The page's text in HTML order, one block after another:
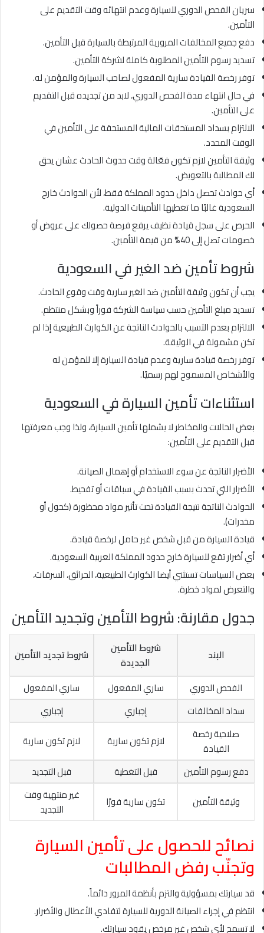
سريان الفحص الدوري للسيارة وعدم انتهائه وقت التقديم على
التأمين.
دفع جميع المخالفات المرورية المرتبطة بالسيارة قبل التأمين.
تسديد رسوم التأمين المطلوبة كاملة لشركة التأمين.
توفر رخصة القيادة سارية المفعول لصاحب السيارة والمؤمن له.
في حال انتهاء مدة الفحص الدوري، لابد من تجديده قبل التقديم
على التأمين.
الالتزام بسداد المستحقات المالية المستحقة على التأمين في
الوقت المحدد.
وثيقة التأمين لازم تكون فعّالة وقت حدوث الحادث عشان يحق
لك المطالبة بالتعويض.
أي حوادث تحصل داخل حدود المملكة فقط، لأن الحوادث خارج
السعودية غالبًا ما تغطيها التأمينات الدولية.
الحرص على سجل قيادة نظيف يرفع فرصة حصولك على عروض أو
خصومات تصل إلى 40% من قيمة التأمين.
شروط تأمين ضد الغير في السعودية
يجب أن تكون وثيقة التأمين ضد الغير سارية وقت وقوع الحادث.
تسديد مبلغ التأمين حسب سياسة الشركة فوراً وبشكل منتظم.
الالتزام بعدم التسبب بالحوادث الناتجة عن الكوارث الطبيعية إذا لم
تكن مشمولة في الوثيقة.
توفر رخصة قيادة سارية وعدم قيادة السيارة إلا للمؤمن له
والأشخاص المسموح لهم رسميًا.
استثناءات تأمين السيارة في السعودية
بعض الحالات والمخاطر لا يشملها تأمين السيارة، ولذا وجب معرفتها
قبل التقديم على التأمين:
الأضرار الناتجة عن سوء الاستخدام أو إهمال الصيانة.
الأضرار التي تحدث بسبب القيادة في سباقات أو تفحيط.
الحوادث الناتجة نتيجة القيادة تحت تأثير مواد محظورة (كحول أو
مخدرات).
قيادة السيارة من قبل شخص غير حامل لرخصة قيادة.
أي أضرار تقع للسيارة خارج حدود المملكة العربية السعودية.
بعض السياسات تستثني أيضا الكوارث الطبيعية، الحرائق، السرقات،
والتعرض لمواد خطرة.
جدول مقارنة: شروط التأمين وتجديد التأمين
البند
شروط التأمين
الجديدة
شروط تجديد التأمين
الفحص الدوري
ساري المفعول
ساري المفعول
سداد المخالفات
إجباري
إجباري
صلاحية رخصة
القيادة
لازم تكون سارية
لازم تكون سارية
دفع رسوم التأمين
قبل التغطية
قبل التجديد
وثيقة التأمين
تكون سارية فورًا
غير منتهية وقت
التجديد
نصائح للحصول على تأمين السيارة
وتجنّب رفض المطالبات
قد سيارتك بمسؤولية والتزم بأنظمة المرور دائماً.
انتظم في إجراء الصيانة الدورية للسيارة لتفادي الأعطال والأضرار.
لا تسمح لأي شخص غير مرخص يقود سيارتك.